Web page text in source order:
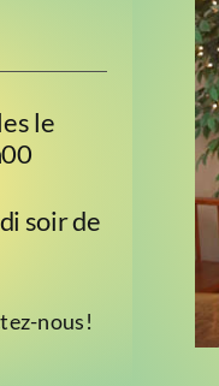
le
soir de
nous!